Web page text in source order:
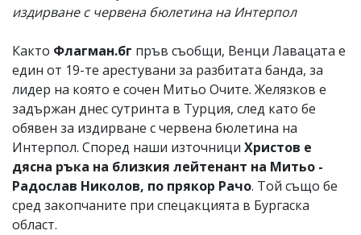
издирване с червена бюлетина на Интерпол
Както Флагман.бг пръв съобщи, Венци Лавацата е
един от 19-те арестувани за разбитата банда, за
лидер на която е сочен Митьо Очите. Желязков е
задържан днес сутринта в Турция, след като бе
обявен за издирване с червена бюлетина на
Интерпол. Според наши източници Христов е
дясна ръка на близкия лейтенант на Митьо -
Радослав Николов, по прякор Рачо. Той също бе
сред закопчаните при спецакцията в Бургаска
област.